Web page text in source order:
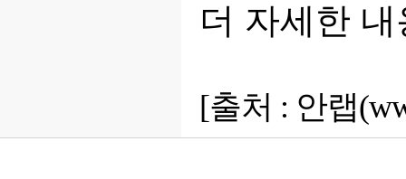
더 자세한
[출처 : 안랩(